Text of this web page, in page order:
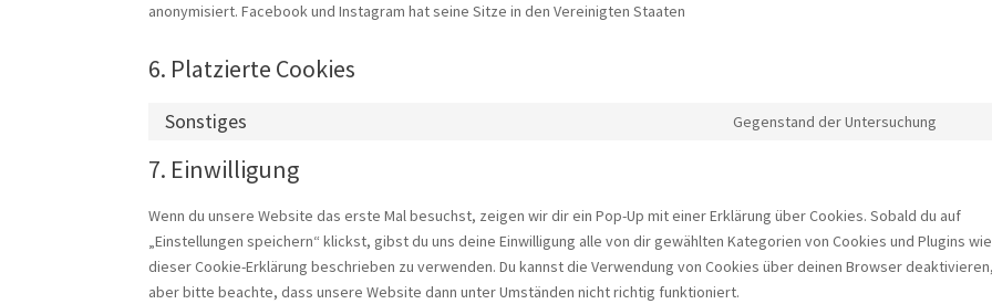
anonymisiert. Facebook und Instagram hat seine Sitze in den Vereinigten Staaten
6. Platzierte Cookies
Sonstiges Gegenstand der Untersuchung
7. Einwilligung
Wenn du unsere Website das erste Mal besuchst, zeigen wir dir ein Pop-Up mit einer Erklärung über Cookies. Sobald du auf
„Einstellungen speichern“ klickst, gibst du uns deine Einwilligung alle von dir gewählten Kategorien von Cookies und Plugins
dieser Cookie-Erklärung beschrieben zu verwenden. Du kannst die Verwendung von Cookies über deinen Browser deaktivieren,
aber bitte beachte, dass unsere Website dann unter Umständen nicht richtig funktioniert.